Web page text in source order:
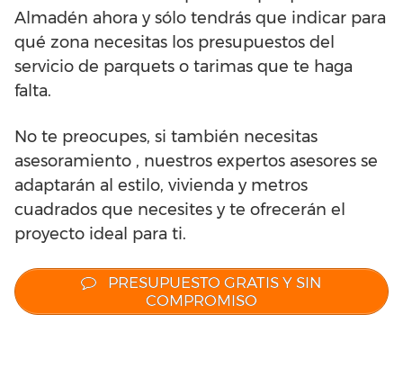
Almadén ahora y sólo tendrás que indicar para
qué zona necesitas los presupuestos del
servicio de parquets o tarimas que te haga
falta.
No te preocupes, si también necesitas
asesoramiento , nuestros expertos asesores se
adaptarán al estilo, vivienda y metros
cuadrados que necesites y te ofrecerán el
proyecto ideal para ti.
PRESUPUESTO GRATIS Y SIN
COMPROMISO